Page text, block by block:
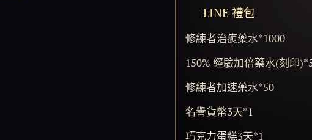
📦 LINE 禮包
修練者治癒藥水*1000
150% 經驗加倍藥水(刻印
修練者加速藥水*50
名譽貨幣3天*1
巧克力蛋糕3天*1